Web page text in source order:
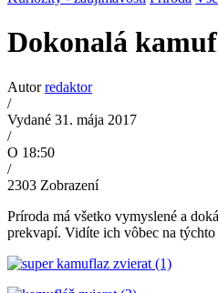
Dokonalá
Autorredaktor
/
Vydané 31. mája 2017
/
O 18:50
/
2303 Zobrazení
Príroda má všetko vymyslené a
prekvapí. Vidíte ich vôbec na